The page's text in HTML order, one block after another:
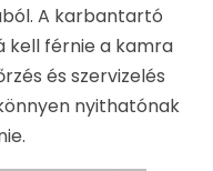
A karbantartó
kell férnie a kamra
és szervizelés
nyithatónak